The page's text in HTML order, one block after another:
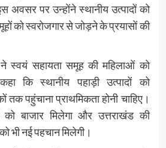
अवसर पर उन्होंने स्थानीय उत्पादों को
को स्वरोजगार से जोड़ने के प्रयासों की
स्वयं सहायता समूह की महिलाओं को
कि स्थानीय पहाड़ी उत्पादों को
तक पहुंचाना प्राथमिकता होनी चाहिए।
को बाजार मिलेगा और उत्तराखंड की
भी नई पहचान मिलेगी।